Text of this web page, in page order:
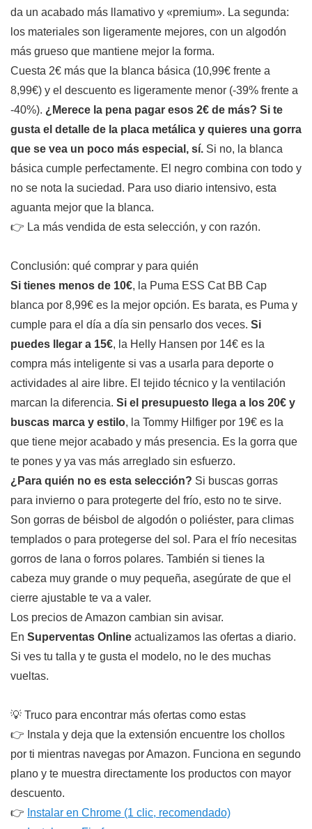
da un acabado más llamativo y «premium». La segunda:
los materiales son ligeramente mejores, con un algodón
más grueso que mantiene mejor la forma.
Cuesta 2€ más que la blanca básica (10,99€ frente a
8,99€) y el descuento es ligeramente menor (-39% frente a
-40%). ¿Merece la pena pagar esos 2€ de más? Si te
gusta el detalle de la placa metálica y quieres una gorra
que se vea un poco más especial, sí. Si no, la blanca
básica cumple perfectamente. El negro combina con todo y
no se nota la suciedad. Para uso diario intensivo, esta
aguanta mejor que la blanca.
👉 La más vendida de esta selección, y con razón.
Conclusión: qué comprar y para quién
Si tienes menos de 10€, la Puma ESS Cat BB Cap
blanca por 8,99€ es la mejor opción. Es barata, es Puma y
cumple para el día a día sin pensarlo dos veces. Si
puedes llegar a 15€, la Helly Hansen por 14€ es la
compra más inteligente si vas a usarla para deporte o
actividades al aire libre. El tejido técnico y la ventilación
marcan la diferencia. Si el presupuesto llega a los 20€ y
buscas marca y estilo, la Tommy Hilfiger por 19€ es la
que tiene mejor acabado y más presencia. Es la gorra que
te pones y ya vas más arreglado sin esfuerzo.
¿Para quién no es esta selección? Si buscas gorras
para invierno o para protegerte del frío, esto no te sirve.
Son gorras de béisbol de algodón o poliéster, para climas
templados o para protegerse del sol. Para el frío necesitas
gorros de lana o forros polares. También si tienes la
cabeza muy grande o muy pequeña, asegúrate de que el
cierre ajustable te va a valer.
Los precios de Amazon cambian sin avisar.
En Superventas Online actualizamos las ofertas a diario.
Si ves tu talla y te gusta el modelo, no le des muchas
vueltas.
💡 Truco para encontrar más ofertas como estas
👉 Instala y deja que la extensión encuentre los chollos
por ti mientras navegas por Amazon. Funciona en segundo
plano y te muestra directamente los productos con mayor
descuento.
👉 Instalar en Chrome (1 clic, recomendado)